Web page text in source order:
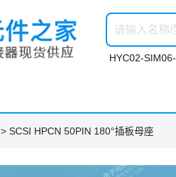
HYC02-
> SCSI HPCN 50PIN 180°插板母座